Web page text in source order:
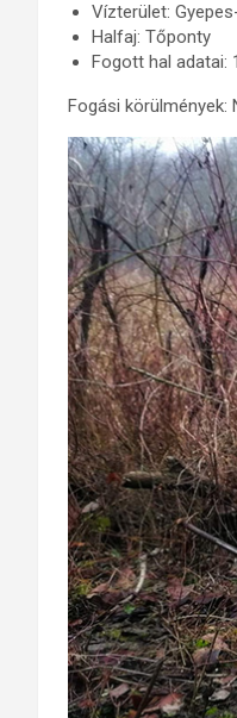
Vízterület:
Halfaj: Tőponty
Fogott hal adatai:
Fogási körülmények: